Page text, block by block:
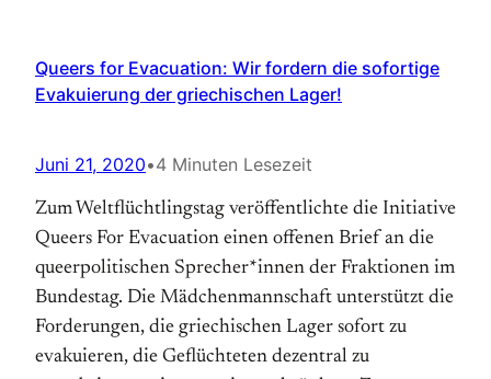
Queers for Evacuation: Wir fordern die sofortige
Evakuierung der griechischen Lager!
Juni 21, 2020•4 Minuten Lesezeit
Zum Weltflüchtlingstag veröffentlichte die Initiative
Queers For Evacuation einen offenen Brief an die
queerpolitischen Sprecher*innen der Fraktionen im
Bundestag. Die Mädchenmannschaft unterstützt die
Forderungen, die griechischen Lager sofort zu
evakuieren, die Geflüchteten dezentral zu